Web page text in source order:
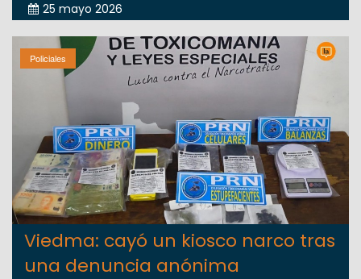
25 mayo 2026
Policiales
Viedma: cayó un kiosco narco tras
una denuncia anónima